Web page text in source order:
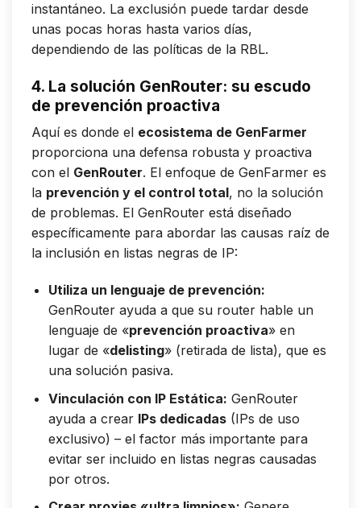
instantáneo. La exclusión puede tardar desde
unas pocas horas hasta varios días,
dependiendo de las políticas de la RBL.
4. La solución GenRouter: su escudo
de prevención proactiva
Aquí es donde el ecosistema de GenFarmer
proporciona una defensa robusta y proactiva
con el GenRouter. El enfoque de GenFarmer es
la prevención y el control total, no la solución
de problemas. El GenRouter está diseñado
específicamente para abordar las causas raíz de
la inclusión en listas negras de IP:
Utiliza un lenguaje de prevención:
GenRouter ayuda a que su router hable un
lenguaje de «prevención proactiva» en
lugar de «delisting» (retirada de lista), que es
una solución pasiva.
Vinculación con IP Estática: GenRouter
ayuda a crear IPs dedicadas(IPs de uso
exclusivo) – el factor más importante para
evitar ser incluido en listas negras causadas
por otros.